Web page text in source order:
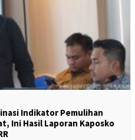
Indikator Pemulihan
Ini Hasil Laporan Kaposko